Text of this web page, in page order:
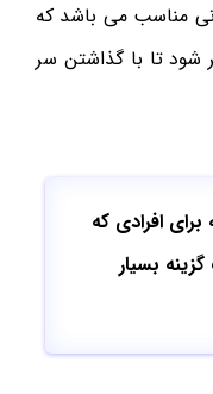
مناسب می باشد که
تا با گذاشتن سر
افرادی که
بسیار